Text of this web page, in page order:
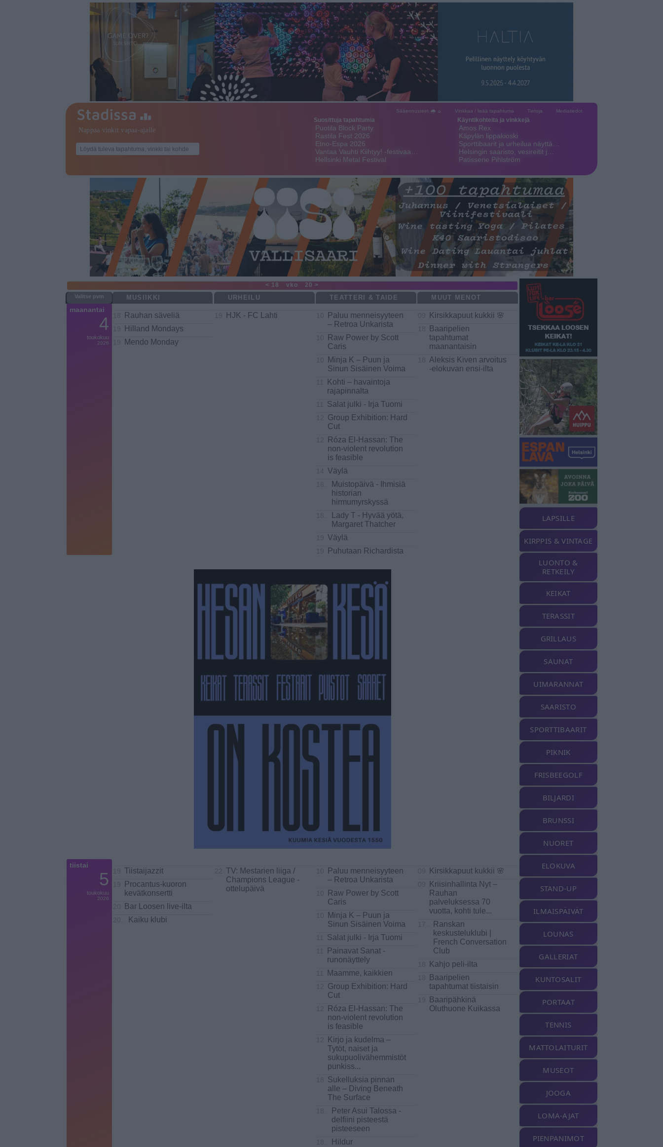
Sääennusteet 🌧 ☼ Vinkkaa / lisää tapahtuma Tietoja Mediatiedot
Suosittuja tapahtumia
Puotila Block Party
Rastila Fest 2026
Etno-Espa 2026
Vantaa Vauhti Kiihtyy! -festivaa…
Hellsinki Metal Festival
Käyntikohteita ja vinkkejä
Amos Rex
Käpylän lippakioski
Sporttibaarit ja urheilua näyttä…
Helsingin saaristo, vesireitit j…
Patisserie Pihlström
< 18 vko 20 >
maanantai
4
toukokuu
2026
MUSIIKKI
Rauhan säveliä
Hilland Mondays
Mendo Monday
URHEILU
HJK - FC Lahti
TEATTERI & TAIDE
Paluu menneisyyteen
– Retroa Unkarista
Raw Power by Scott
Caris
Minja K – Puun ja
Sinun Sisäinen Voima
Kohti – havaintoja
rajapinnalta
Salat julki - Irja Tuomi
Group Exhibition: Hard
Cut
Róza El-Hassan: The
non-violent revolution
is feasible
Väylä
Muistopäivä - Ihmisiä
historian
hirmumyrskyssä
Lady T - Hyvää yötä,
Margaret Thatcher
Väylä
Puhutaan Richardista
MUUT MENOT
Kirsikkapuut kukkii 🌸
Baaripelien
tapahtumat
maanantaisin
Aleksis Kiven arvoitus
-elokuvan ensi-ilta
tiistai
5
toukokuu
2026
Tiistaijazzit
Procantus-kuoron
kevätkonsertti
Bar Loosen live-ilta
Kaiku klubi
TV: Mestarien liiga /
Champions League -
ottelupäivä
Paluu menneisyyteen
– Retroa Unkarista
Raw Power by Scott
Caris
Minja K – Puun ja
Sinun Sisäinen Voima
Salat julki - Irja Tuomi
Painavat Sanat -
runonäyttely
Maamme, kaikkien
Group Exhibition: Hard
Cut
Róza El-Hassan: The
non-violent revolution
is feasible
Kirjo ja kudelma –
Tytöt, naiset ja
sukupuolivähemmistöt
punkiss...
Sukelluksia pinnan
alle – Diving Beneath
The Surface
Peter Asui Talossa -
delfiini pisteestä
pisteeseen
Hildur
Kirsikkapuut kukkii 🌸
Kriisinhallinta Nyt –
Rauhan
palveluksessa 70
vuotta, kohti tule...
Ranskan
keskusteluklubi |
French Conversation
Club
Kahjo peli-ilta
Baaripelien
tapahtumat tiistaisin
Baaripähkinä
Oluthuone Kuikassa
LAPSILLE
KIRPPIS & VINTAGE
LUONTO &
RETKEILY
KEIKAT
TERASSIT
GRILLAUS
SAUNAT
UIMARANNAT
SAARISTO
SPORTTIBAARIT
PIKNIK
FRISBEEGOLF
BILJARDI
BRUNSSI
NUORET
ELOKUVA
STAND-UP
ILMAISPÄIVÄT
LOUNAS
GALLERIAT
KUNTOSALIT
PORTAAT
TENNIS
MATTOLAITURIT
MUSEOT
JOOGA
LOMA-AJAT
PIENPANIMOT